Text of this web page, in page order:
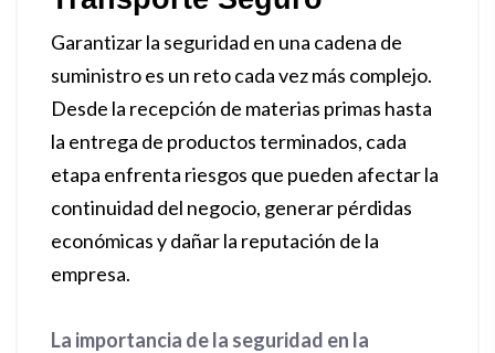
Garantizar la seguridad en una cadena de
suministro es un reto cada vez más complejo.
Desde la recepción de materias primas hasta
la entrega de productos terminados, cada
etapa enfrenta riesgos que pueden afectar la
continuidad del negocio, generar pérdidas
económicas y dañar la reputación de la
empresa.
La importancia de la seguridad en la